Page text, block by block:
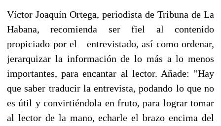
Víctor Joaquín Ortega, periodista de Tribuna de La
Habana, recomienda ser fiel al contenido
propiciado por el entrevistado, así como ordenar,
jerarquizar la información de lo más a lo menos
importantes, para encantar al lector. Añade: ”Hay
que saber traducir la entrevista, podando lo que no
es útil y convirtiéndola en fruto, para lograr tomar
al lector de la mano, echarle el brazo encima del